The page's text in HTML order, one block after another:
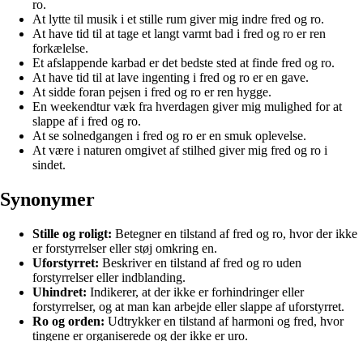
ro.
At lytte til musik i et stille rum giver mig indre fred og ro.
At have tid til at tage et langt varmt bad i fred og ro er ren
forkælelse.
Et afslappende karbad er det bedste sted at finde fred og ro.
At have tid til at lave ingenting i fred og ro er en gave.
At sidde foran pejsen i fred og ro er ren hygge.
En weekendtur væk fra hverdagen giver mig mulighed for at
slappe af i fred og ro.
At se solnedgangen i fred og ro er en smuk oplevelse.
At være i naturen omgivet af stilhed giver mig fred og ro i
sindet.
Synonymer
Stille og roligt: Betegner en tilstand af fred og ro, hvor der ikke
er forstyrrelser eller støj omkring en.
Uforstyrret: Beskriver en tilstand af fred og ro uden
forstyrrelser eller indblanding.
Uhindret: Indikerer, at der ikke er forhindringer eller
forstyrrelser, og at man kan arbejde eller slappe af uforstyrret.
Ro og orden: Udtrykker en tilstand af harmoni og fred, hvor
tingene er organiserede og der ikke er uro.